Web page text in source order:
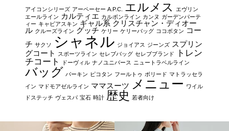
アイコンシリーズ アーペーセー A.P.C. エルメス
エヴリン
エールライン カルティエ カルボンライン カンヌ ガーデンパーテ
ィー キャビアスキン ギャル系 クリスチャン・ディオー
ル クルーズライン グッチ ケリー ケリーバッグ ココボタン コー
チ サクソ シャネル ジョイアス ジーンズ スプリン
グコート
スポーツライン セレブバッグ セレブブランド
トレン
チコート
ドーヴィル ナノユニバース ニュートラベルライン
バッグ バーキン ピコタン フールトゥ ボリード マトラッセラ
イン マドモアゼルライン ママスーツ メニュー ワイル
ドステッチ ヴェスパ 宝石 時計 歴史 若者向け